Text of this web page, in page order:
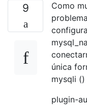
9
Como
única
mysqli
plugin-